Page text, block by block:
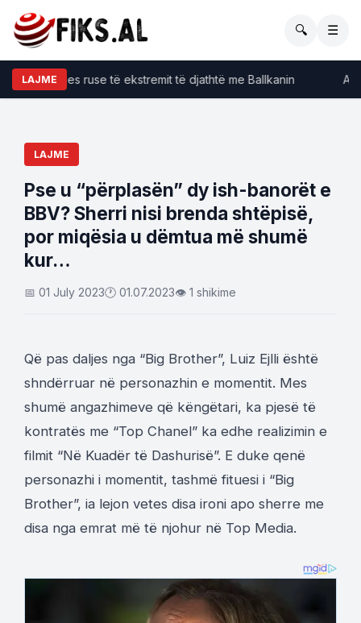
🔍 ☰
LAJME
e lëvizjes ruse të ekstremit të djathtë me Ballkanin
LAJME
Pse u “përplasën” dy ish-banorët e
BBV? Sherri nisi brenda shtëpisë,
por miqësia u dëmtua më shumë
kur…
📅 01 July 2023🕐 01.07.2023👁 1 shikime
Që pas daljes nga “Big Brother”, Luiz Ejlli është
shndërruar në personazhin e momentit. Mes
shumë angazhimeve që këngëtari, ka pjesë të
kontratës me “Top Chanel” ka edhe realizimin e
filmit “Në Kuadër të Dashurisë”. E duke qenë
personazhi i momentit, tashmë fituesi i “Big
Brother”, ia lejon vetes disa ironi apo sherre me
disa nga emrat më të njohur në Top Media.